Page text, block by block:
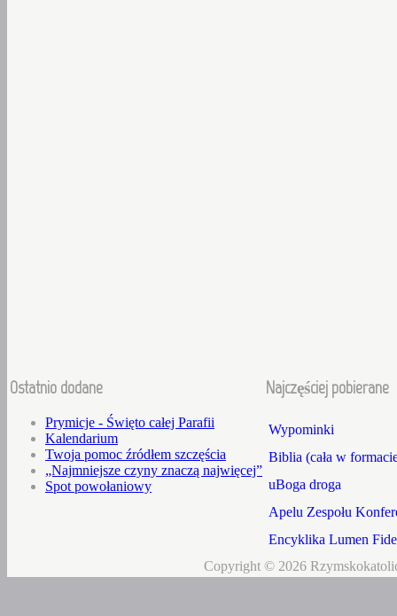
Ostatnio dodane
Prymicje - Święto całej Parafii
Kalendarium
Twoja pomoc źródłem szczęścia
„Najmniejsze czyny znaczą najwięcej”
Spot powołaniowy
Najczęściej pobierane
Wypominki
Biblia (cała w
uBoga droga
Apelu Zespołu
Encyklika Lumen
Copyright © 2026